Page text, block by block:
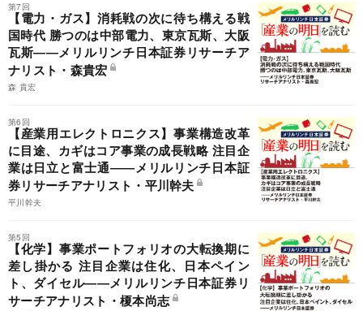
第7回
【電力・ガス】消耗戦の次に待ち構える戦
国時代 勝つのは中部電力、東京瓦斯、大阪
瓦斯――メリルリンチ日本証券リサーチア
ナリスト・森貴宏
森 貴宏
第6回
【産業用エレクトロニクス】事業構造改革
に目途、カギはコア事業の成長戦略 注目企
業は日立と富士通――メリルリンチ日本証
券リサーチアナリスト・平川幹夫
平川幹夫
第5回
【化学】事業ポートフォリオの大転換期に
差し掛かる 注目企業は住化、日本ペイン
ト、ダイセル――メリルリンチ日本証券リ
サーチアナリスト・榎本尚志